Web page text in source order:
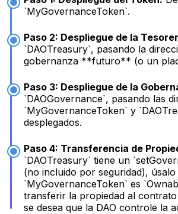
`MyGovernanceToken`.
Paso 2: Despliegue de la
`DAOTreasury`, pasando la
gobernanza **futuro** (o un
Paso 3: Despliegue de la
`DAOGovernance`, pasando las
`MyGovernanceToken` y
desplegados.
Paso 4: Transferencia de
`DAOTreasury` tiene un
(no incluido por seguridad), úsalo
`MyGovernanceToken` es
transferir la propiedad al
se desea que la DAO controle la